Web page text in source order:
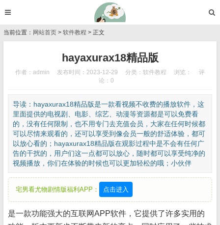
当前位置： 网站首页 > 软件教程 > 正文
hayaxurax18精品版
作者：admin 发布时间：2023-12-29 分类： 软件教程 浏览：
评
论：0
导读：hayaxurax18精品版是一款看视频不收费的播放软件，这
里面提供的电视剧、电影、综艺、动漫等资源都是可以免费看
的，没有任何限制，也不用专门去充值会员，大家在任何时候都
可以尽情来观看的，还可以享受到像会员一般的舒适体验，都可
以放心看的；hayaxurax18精品版在观影过程中是不会有任何广
告的干扰的，用户们这一点都可以放心，随时都可以享受纯净的
视频播放，你们在体验的时候也可以更加轻松的哦；小伙伴
宅男看尤物剧情版福利APP： 点击进入
是一款功能强大的互联网APP软件，它提供了许多实用的